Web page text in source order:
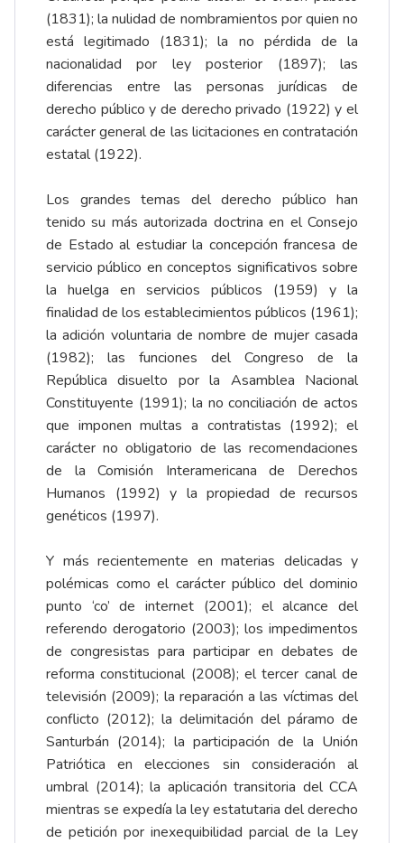
(1831); la nulidad de nombramientos por quien no
está legitimado (1831); la no pérdida de la
nacionalidad por ley posterior (1897); las
diferencias entre las personas jurídicas de
derecho público y de derecho privado (1922) y el
carácter general de las licitaciones en contratación
estatal (1922).
Los grandes temas del derecho público han
tenido su más autorizada doctrina en el Consejo
de Estado al estudiar la concepción francesa de
servicio público en conceptos significativos sobre
la huelga en servicios públicos (1959) y la
finalidad de los establecimientos públicos (1961);
la adición voluntaria de nombre de mujer casada
(1982); las funciones del Congreso de la
República disuelto por la Asamblea Nacional
Constituyente (1991); la no conciliación de actos
que imponen multas a contratistas (1992); el
carácter no obligatorio de las recomendaciones
de la Comisión Interamericana de Derechos
Humanos (1992) y la propiedad de recursos
genéticos (1997).
Y más recientemente en materias delicadas y
polémicas como el carácter público del dominio
punto ‘co’ de internet (2001); el alcance del
referendo derogatorio (2003); los impedimentos
de congresistas para participar en debates de
reforma constitucional (2008); el tercer canal de
televisión (2009); la reparación a las víctimas del
conflicto (2012); la delimitación del páramo de
Santurbán (2014); la participación de la Unión
Patriótica en elecciones sin consideración al
umbral (2014); la aplicación transitoria del CCA
mientras se expedía la ley estatutaria del derecho
de petición por inexequibilidad parcial de la Ley